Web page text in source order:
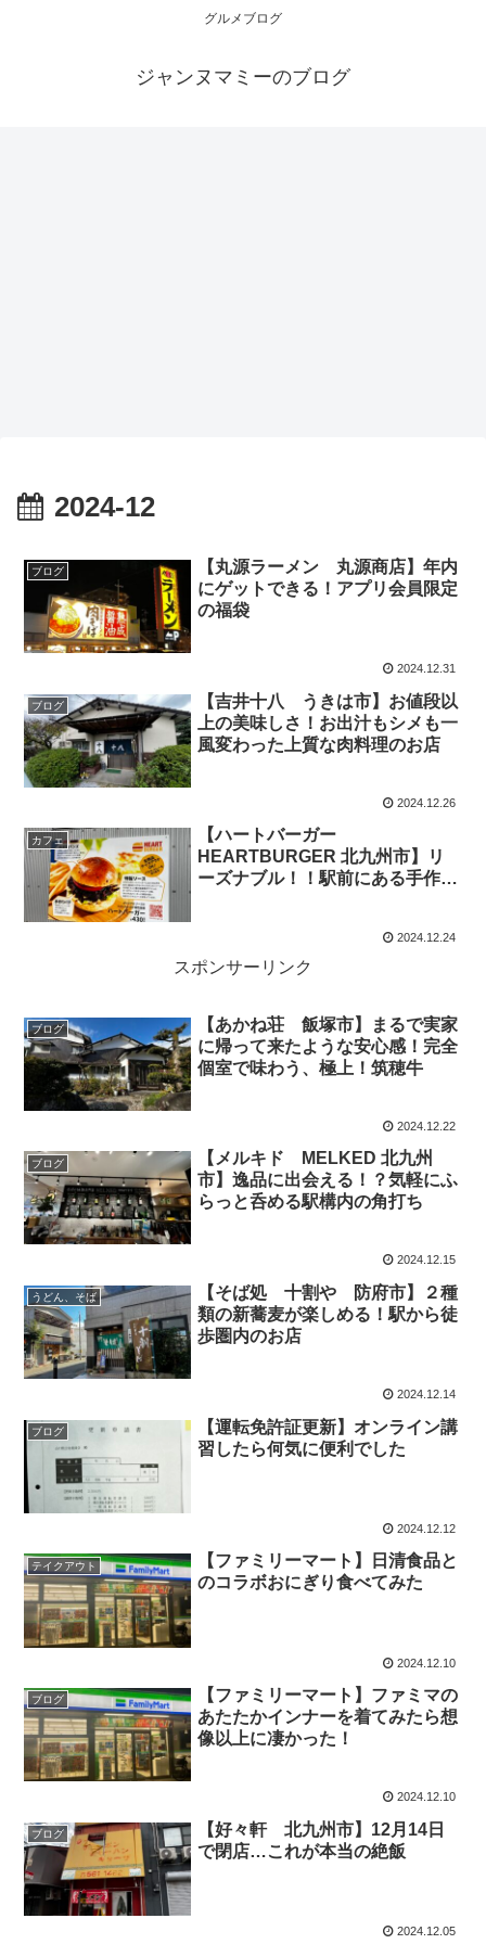
グルメブログ
ジャンヌマミーのブログ
2024-12
ブログ
【丸源ラーメン 丸源商店】年内
にゲットできる！アプリ会員限定
の福袋
2024.12.31
ブログ
【吉井十八 うきは市】お値段以
上の美味しさ！お出汁もシメも一
風変わった上質な肉料理のお店
2024.12.26
カフェ
【ハートバーガー
HEARTBURGER 北九州市】リ
ーズナブル！！駅前にある手作り
2024.12.24
スポンサーリンク
ブログ
【あかね荘 飯塚市】まるで実家
に帰って来たような安心感！完全
個室で味わう、極上！筑穂牛
2024.12.22
ブログ
【メルキド MELKED 北九州
市】逸品に出会える！？気軽にふ
らっと呑める駅構内の角打ち
2024.12.15
うどん、そば
【そば処 十割や 防府市】２種
類の新蕎麦が楽しめる！駅から徒
歩圏内のお店
2024.12.14
ブログ
【運転免許証更新】オンライン講
習したら何気に便利でした
2024.12.12
テイクアウト
【ファミリーマート】日清食品と
のコラボおにぎり食べてみた
2024.12.10
ブログ
【ファミリーマート】ファミマの
あたたかインナーを着てみたら想
像以上に凄かった！
2024.12.10
ブログ
【好々軒 北九州市】12月14日
で閉店…これが本当の絶飯
2024.12.05